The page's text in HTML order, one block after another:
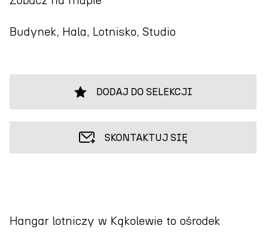
Budynek, Hala, Lotnisko, Studio
DODAJ DO SELEKCJI
SKONTAKTUJ SIĘ
Hangar lotniczy w Kąkolewie to ośrodek